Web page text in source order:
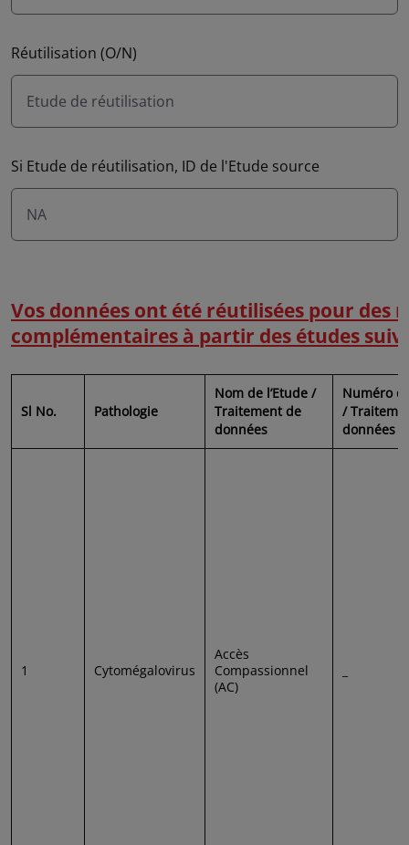
Réutilisation (O/N)
Etude de réutilisation
Si Etude de réutilisation, ID de l'Etude source
NA
Vos données ont été réutilisées pour des
complémentaires à partir des études
Sl No. Pathologie
Nom de l’Etude /
Traitement de
données
Numéro
/
données
1 Cytomégalovirus
Accès
Compassionnel
(AC)